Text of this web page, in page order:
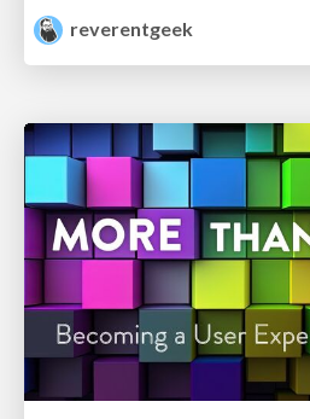
reverentgeek